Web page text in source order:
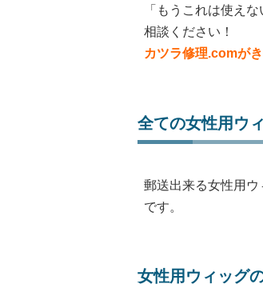
「もうこれは使え
相談ください！
カツラ修理.comが
全ての女性用ウ
郵送出来る女性用
です。
女性用ウィッグ